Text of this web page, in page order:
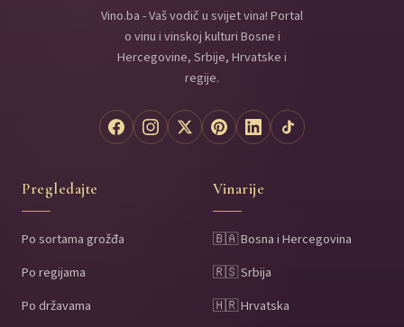
Vino.ba - Vaš vodič u svijet vina! Portal
o vinu i vinskoj kulturi Bosne i
Hercegovine, Srbije, Hrvatske i
regije.
Pregledajte
Po sortama grožđa
Po regijama
Po državama
Vinarije
🇧🇦 Bosna i Hercegovina
🇷🇸 Srbija
🇭🇷 Hrvatska